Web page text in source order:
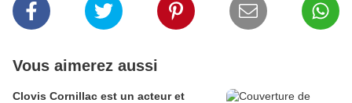
Vous aimerez aussi
Clovis Cornillac est un acteur et